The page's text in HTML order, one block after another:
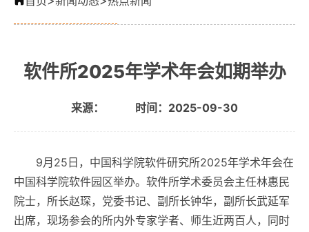
软件所2025年学术年会如期举办
来源： 时间：2025-09-30
9月25日，中国科学院软件研究所2025年学术年会在
中国科学院软件园区举办。软件所学术委员会主任林惠民
院士，所长赵琛，党委书记、副所长钟华，副所长武延军
出席，现场参会的所内外专家学者、师生近两百人，同时